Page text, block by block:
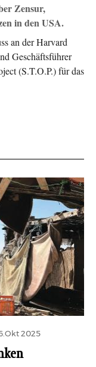
Zensur,
in den USA.
an der Harvard
Geschäftsführer
(S.T.O.P.) für das
2025